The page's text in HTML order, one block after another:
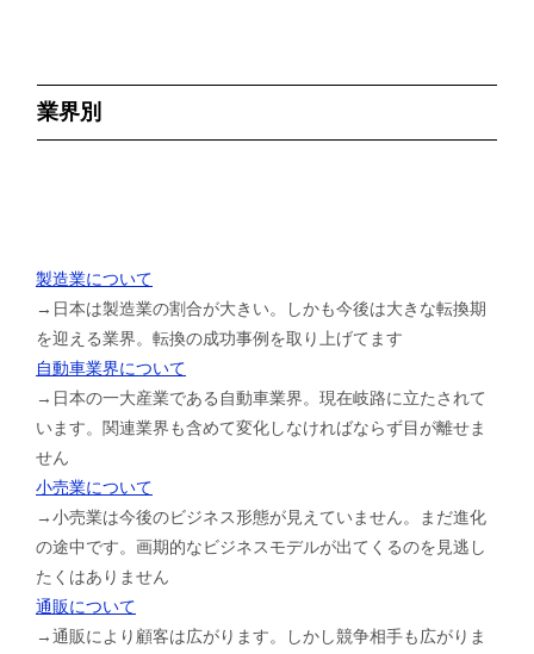
業界別
製造業について
→日本は製造業の割合が大きい。しかも今後は大きな転換期
を迎える業界。転換の成功事例を取り上げてます
自動車業界について
→日本の一大産業である自動車業界。現在岐路に立たされて
います。関連業界も含めて変化しなければならず目が離せま
せん
小売業について
→小売業は今後のビジネス形態が見えていません。まだ進化
の途中です。画期的なビジネスモデルが出てくるのを見逃し
たくはありません
通販について
→通販により顧客は広がります。しかし競争相手も広がりま